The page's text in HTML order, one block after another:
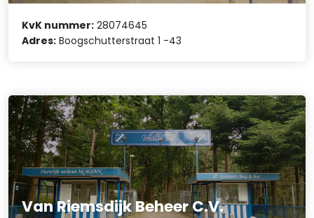
KvK nummer: 28074645
Adres: Boogschutterstraat 1 -43
Van Riemsdijk Beheer C.V.